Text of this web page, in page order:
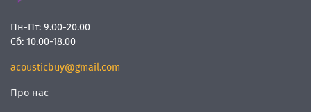
Пн-Пт: 9.00-20.00
Сб: 10.00-18.00
acousticbuy@gmail.com
Про нас